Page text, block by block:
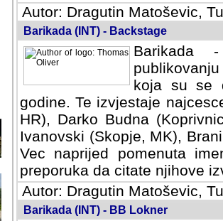
Autor: Dragutin Matoševic,
Barikada (INT) - Backstage
Barikada
koja su se
godine. Te izvjestaje
HR), Darko Budna
Ivanovski (Skopje, MK),
Vec naprijed pomenuta
preporuka da citate njihove
Autor: Dragutin Matoševic,
Barikada (INT) - BB Lokner